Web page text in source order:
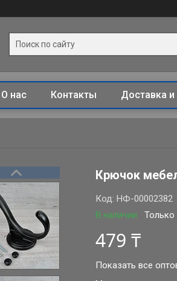
О нас Контакты Доставка и
Крючок
В наличии
Код:НФ-00002382
479 ₸
Показать все